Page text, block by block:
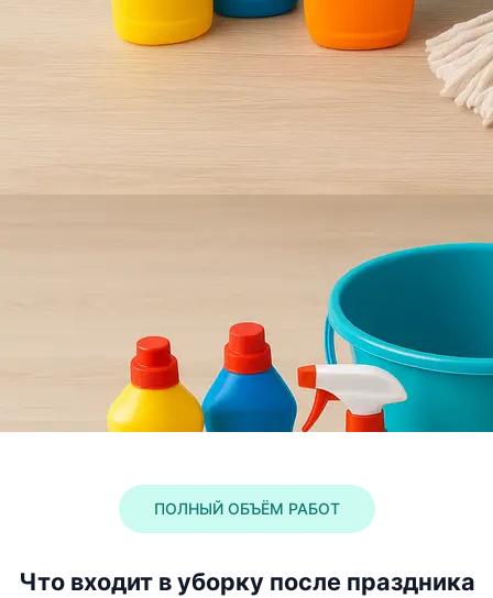
ПОЛНЫЙ ОБЪЁМ РАБОТ
Что входит в уборку после праздника